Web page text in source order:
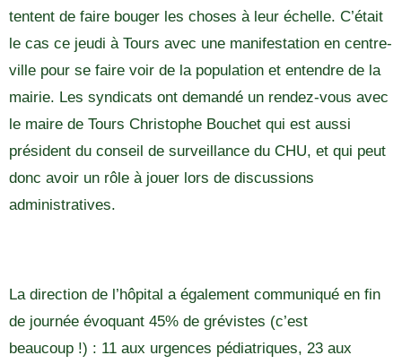
tentent de faire bouger les choses à leur échelle. C’était
le cas ce jeudi à Tours avec une manifestation en centre-
ville pour se faire voir de la population et entendre de la
mairie. Les syndicats ont demandé un rendez-vous avec
le maire de Tours Christophe Bouchet qui est aussi
président du conseil de surveillance du CHU, et qui peut
donc avoir un rôle à jouer lors de discussions
administratives.
La direction de l’hôpital a également communiqué en fin
de journée évoquant 45% de grévistes (c’est
beaucoup !) : 11 aux urgences pédiatriques, 23 aux